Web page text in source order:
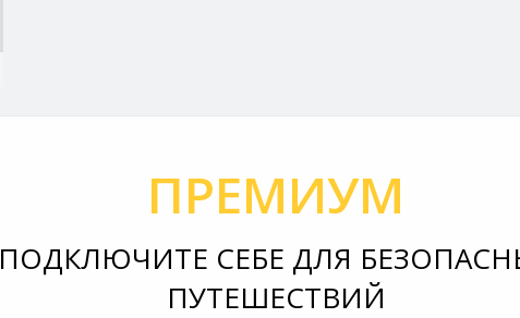
ПРЕМИУМ
ПОДКЛЮЧИТЕ СЕБЕ ДЛЯ
ПУТЕШЕСТВИЙ